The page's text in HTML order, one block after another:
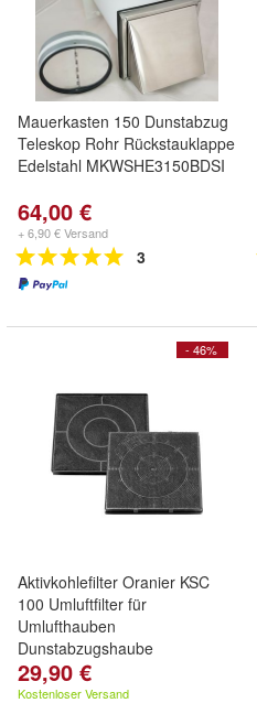
Mauerkasten 150 Dunstabzug
Teleskop Rohr Rückstauklappe
Edelstahl MKWSHE3150BDSI
64,00 €
+ 6,90 € Versand
3
- 46%
Aktivkohlefilter Oranier KSC
100 Umluftfilter für
Umlufthauben
Dunstabzugshaube
29,90 €
Kostenloser Versand